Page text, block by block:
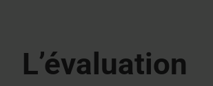
L’évaluation